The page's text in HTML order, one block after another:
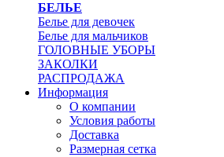
БЕЛЬЕ
Белье для девочек
Белье для мальчиков
ГОЛОВНЫЕ УБОРЫ
ЗАКОЛКИ
РАСПРОДАЖА
Информация
О компании
Условия работы
Доставка
Размерная сетка